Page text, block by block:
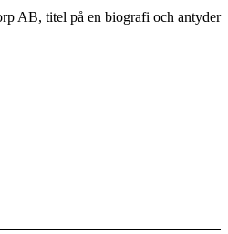
AB, titel på en biografi och antyder